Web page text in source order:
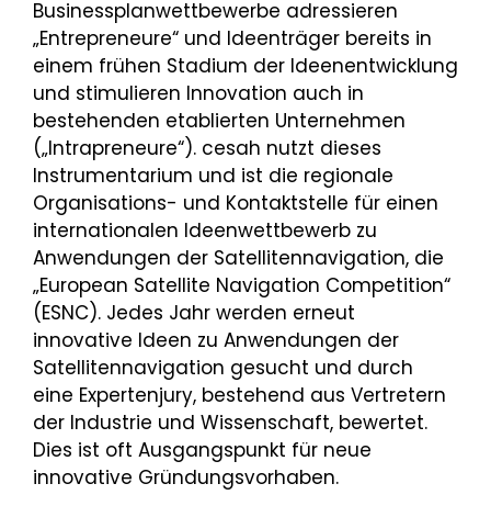
Businessplanwettbewerbe adressieren
„Entrepreneure“ und Ideenträger bereits in
einem frühen Stadium der Ideenentwicklung
und stimulieren Innovation auch in
bestehenden etablierten Unternehmen
(„Intrapreneure“). cesah nutzt dieses
Instrumentarium und ist die regionale
Organisations- und Kontaktstelle für einen
internationalen Ideenwettbewerb zu
Anwendungen der Satellitennavigation, die
„European Satellite Navigation Competition“
(ESNC). Jedes Jahr werden erneut
innovative Ideen zu Anwendungen der
Satellitennavigation gesucht und durch
eine Expertenjury, bestehend aus Vertretern
der Industrie und Wissenschaft, bewertet.
Dies ist oft Ausgangspunkt für neue
innovative Gründungsvorhaben.